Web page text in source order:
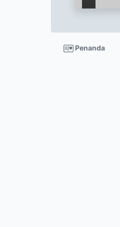
Penanda